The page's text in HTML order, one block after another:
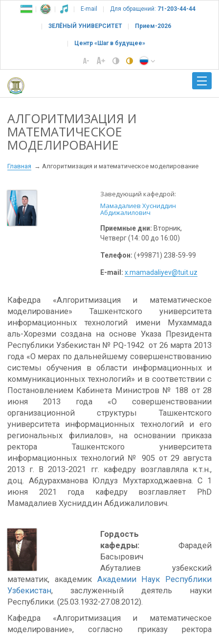
E-mail Для обращений: 71-203-44-44
ЗЕЛЁНЫЙ УНИВЕРСИТЕТ Прием-2026
Центр «Шаг в будущее»
АЛГОРИТМИЗАЦИЯ И
МАТЕМАТИЧЕСКОЕ
МОДЕЛИРОВАНИЕ
Главная Алгоритмизация и математическое моделирование
Заведующий кафедрой:
Мамадалиев Хусниддин
Абдижалилович
Приемные дни: Вторник,
Четверг(14: 00 до 16:00)
Телефон: (+99871) 238-59-99
E-mail: x.mamadaliyev@tuit.uz
Кафедра «Алгоритмизация и математическое
моделирование» Ташкентского университета
информационных технологий имени Мухаммада
аль-Хорезми создана на основе Указа Президента
Республики Узбекистан № PQ-1942 от 26 марта 2013
года «О мерах по дальнейшему совершенствованию
системы обучения в области информационных и
коммуникационных технологий» и в соответствии с
Постановлением Кабинета Министров № 188 от 28
июня 2013 года «О совершенствовании
организационной структуры Ташкентского
университета информационных технологий и его
региональных филиалов», на основании приказа
ректора Ташкентского университета
информационных технологий № 905 от 29 августа
2013 г. В 2013-2021 гг. кафедру возглавляла к.т.н.,
доц. Абдурахманова Юлдуз Мухтарходжаевна. С 1
июня 2021 года кафедру возглавляет PhD
Мамадалиев Хусниддин Абдижалилович.
Гордость
кафедры:
Фарадей
Басырович
Абуталиев узбекский
математик, академик Академии Наук Республики
Узбекистан, заслуженный деятель науки
Республики. (25.03.1932-27.08.2012).
Кафедра «Алгоритмизация и математическое
моделирование», согласно приказу ректора